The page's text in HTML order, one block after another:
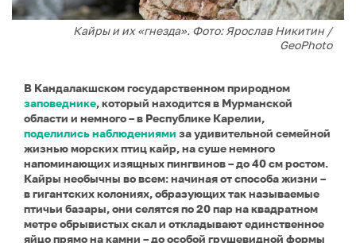
Кайры и их «гнезда». Фото: Ярослав Никитин /
GeoPhoto
В Кандалакшском государственном природном
заповеднике, который находится в Мурманской
области и немного – в Республике Карелии,
поделились наблюдениями за удивительной семейной
жизнью морских птиц кайр, на суше немного
напоминающих изящных пингвинов – до 40 см ростом.
Кайры необычны во всем: начиная от способа жизни –
в гигантских колониях, образующих так называемые
птичьи базары, они селятся по 20 пар на квадратном
метре обрывистых скал и откладывают единственное
яйцо прямо на камни – до особой грушевидной формы